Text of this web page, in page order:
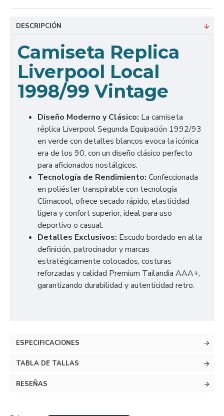
DESCRIPCIÓN
Camiseta Replica
Liverpool Local
1998/99 Vintage
Diseño Moderno y Clásico: La camiseta
réplica Liverpool Segunda Equipación 1992/93
en verde con detalles blancos evoca la icónica
era de los 90, con un diseño clásico perfecto
para aficionados nostálgicos.
Tecnología de Rendimiento: Confeccionada
en poliéster transpirable con tecnología
Climacool, ofrece secado rápido, elasticidad
ligera y confort superior, ideal para uso
deportivo o casual.
Detalles Exclusivos: Escudo bordado en alta
definición, patrocinador y marcas
estratégicamente colocados, costuras
reforzadas y calidad Premium Tailandia AAA+,
garantizando durabilidad y autenticidad retro.
ESPECIFICACIONES
TABLA DE TALLAS
RESEÑAS